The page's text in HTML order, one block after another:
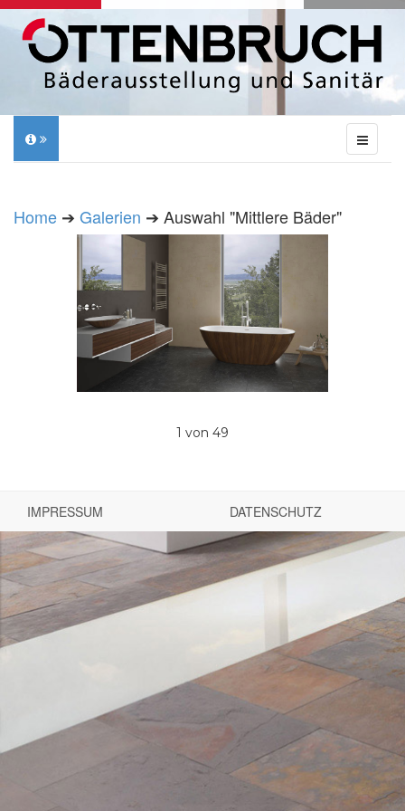
Home ➔ Galerien ➔ Auswahl "Mittlere Bäder"
1 von 49
IMPRESSUM DATENSCHUTZ